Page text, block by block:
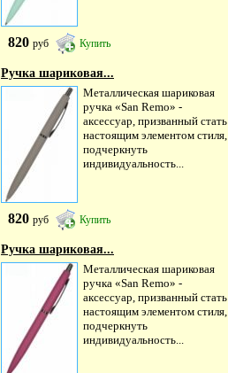
820 руб Купить
Ручка шариковая...
Металлическая шариковая
ручка «San Remo» -
аксессуар, призванный стать
настоящим элементом стиля,
подчеркнуть
индивидуальность...
820 руб Купить
Ручка шариковая...
Металлическая шариковая
ручка «San Remo» -
аксессуар, призванный стать
настоящим элементом стиля,
подчеркнуть
индивидуальность...